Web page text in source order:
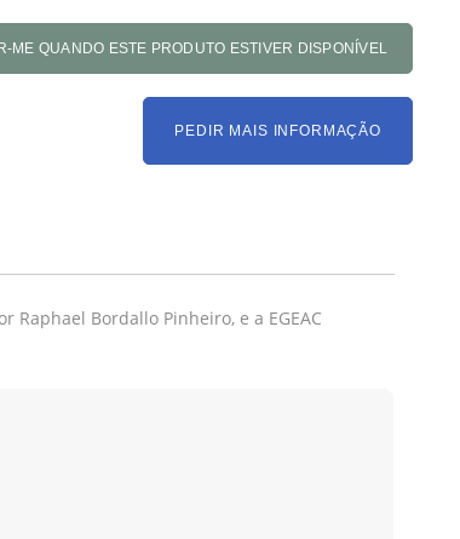
PEDIR MAIS INFORMAÇÃO
Bordallo Pinheiro, e a EGEAC